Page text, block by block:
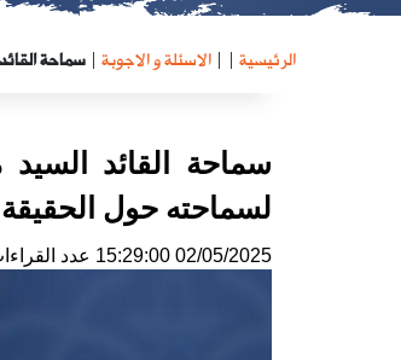
الرئيسية |
| الاسئلة و الاجوبة | سماحة
سماحة القائد
لسماحته حول الحقيقة
02/05/2025 15:29:00 عدد القراءات